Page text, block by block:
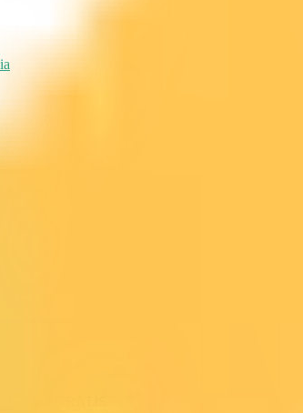
GRATIS.